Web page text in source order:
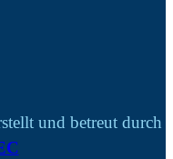
und betreut durch